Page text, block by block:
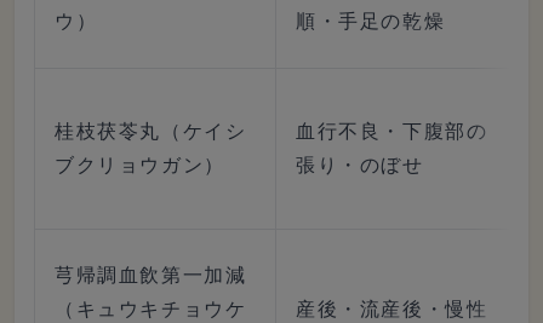
ウ）
順・手足の乾燥
桂枝茯苓丸（ケイシ
ブクリョウガン）
血行不良・下腹部の
張り・のぼせ
芎帰調血飲第一加減
（キュウキチョウケ
産後・流産後・慢性